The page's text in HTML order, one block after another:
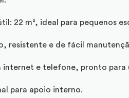
22 m², ideal para pequenos
resistente e de fácil
internet e telefone, pronto para
para apoio interno.